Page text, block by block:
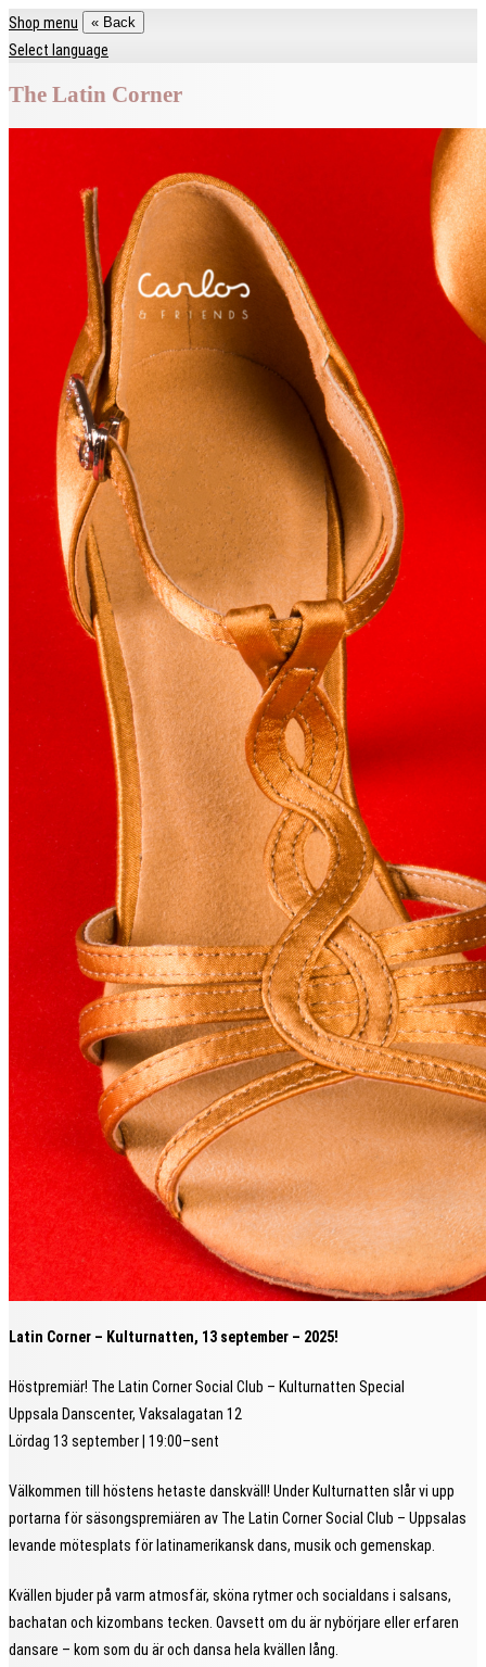
Shop menu « Back
Select language
The Latin Corner
Latin Corner – Kulturnatten, 13 september – 2025!
Höstpremiär! The Latin Corner Social Club – Kulturnatten Special
Uppsala Danscenter, Vaksalagatan 12
Lördag 13 september | 19:00–sent
Välkommen till höstens hetaste danskväll! Under Kulturnatten slår vi upp
portarna för säsongspremiären av The Latin Corner Social Club – Uppsalas
levande mötesplats för latinamerikansk dans, musik och gemenskap.
Kvällen bjuder på varm atmosfär, sköna rytmer och socialdans i salsans,
bachatan och kizombans tecken. Oavsett om du är nybörjare eller erfaren
dansare – kom som du är och dansa hela kvällen lång.